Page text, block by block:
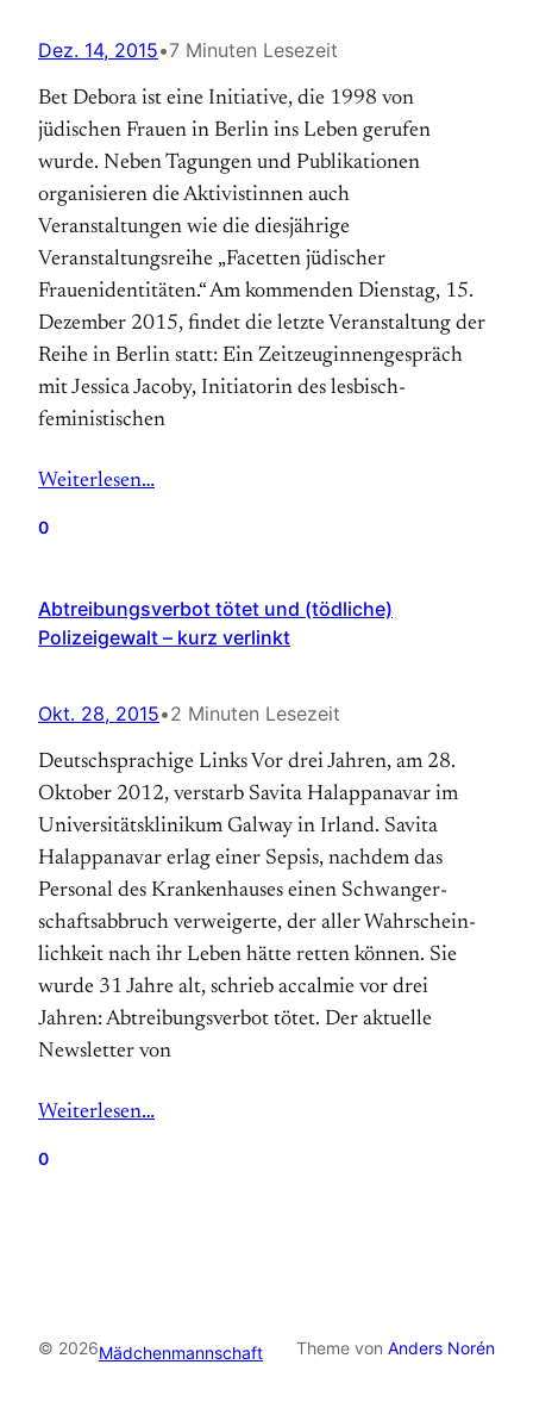
Dez. 14, 2015•7 Minuten Lesezeit
Bet Debora ist eine Initiative, die 1998 von
jüdischen Frauen in Berlin ins Leben gerufen
wurde. Neben Tagungen und Publikationen
organisieren die Aktivistinnen auch
Veranstaltungen wie die diesjährige
Veranstaltungsreihe „Facetten jüdischer
Frauenidentitäten.“ Am kommenden Dienstag, 15.
Dezember 2015, findet die letzte Veranstaltung der
Reihe in Berlin statt: Ein Zeitzeuginnengespräch
mit Jessica Jacoby, Initiatorin des lesbisch-
feministischen
Weiterlesen…
0
Abtreibungsverbot tötet und (tödliche)
Polizeigewalt – kurz verlinkt
Okt. 28, 2015•2 Minuten Lesezeit
Deutschsprachige Links Vor drei Jahren, am 28.
Oktober 2012, verstarb Sa­vita Ha­lap­pa­na­var im
Universitäts­klinikum Gal­way in Ir­land. Savita
Halappanavar erlag einer Sepsis, nachdem das
Personal des Kranken­hauses einen Schwanger­
schafts­ab­bruch ver­wei­gerte, der aller Wahr­schein­
lich­keit nach ihr Leben hätte retten können. Sie
wurde 31 Jahre alt, schrieb accalmie vor drei
Jahren: Abtreibungsverbot tötet. Der aktuelle
Newsletter von
Weiterlesen…
0
© 2026Mädchenmannschaft Theme von Anders Norén